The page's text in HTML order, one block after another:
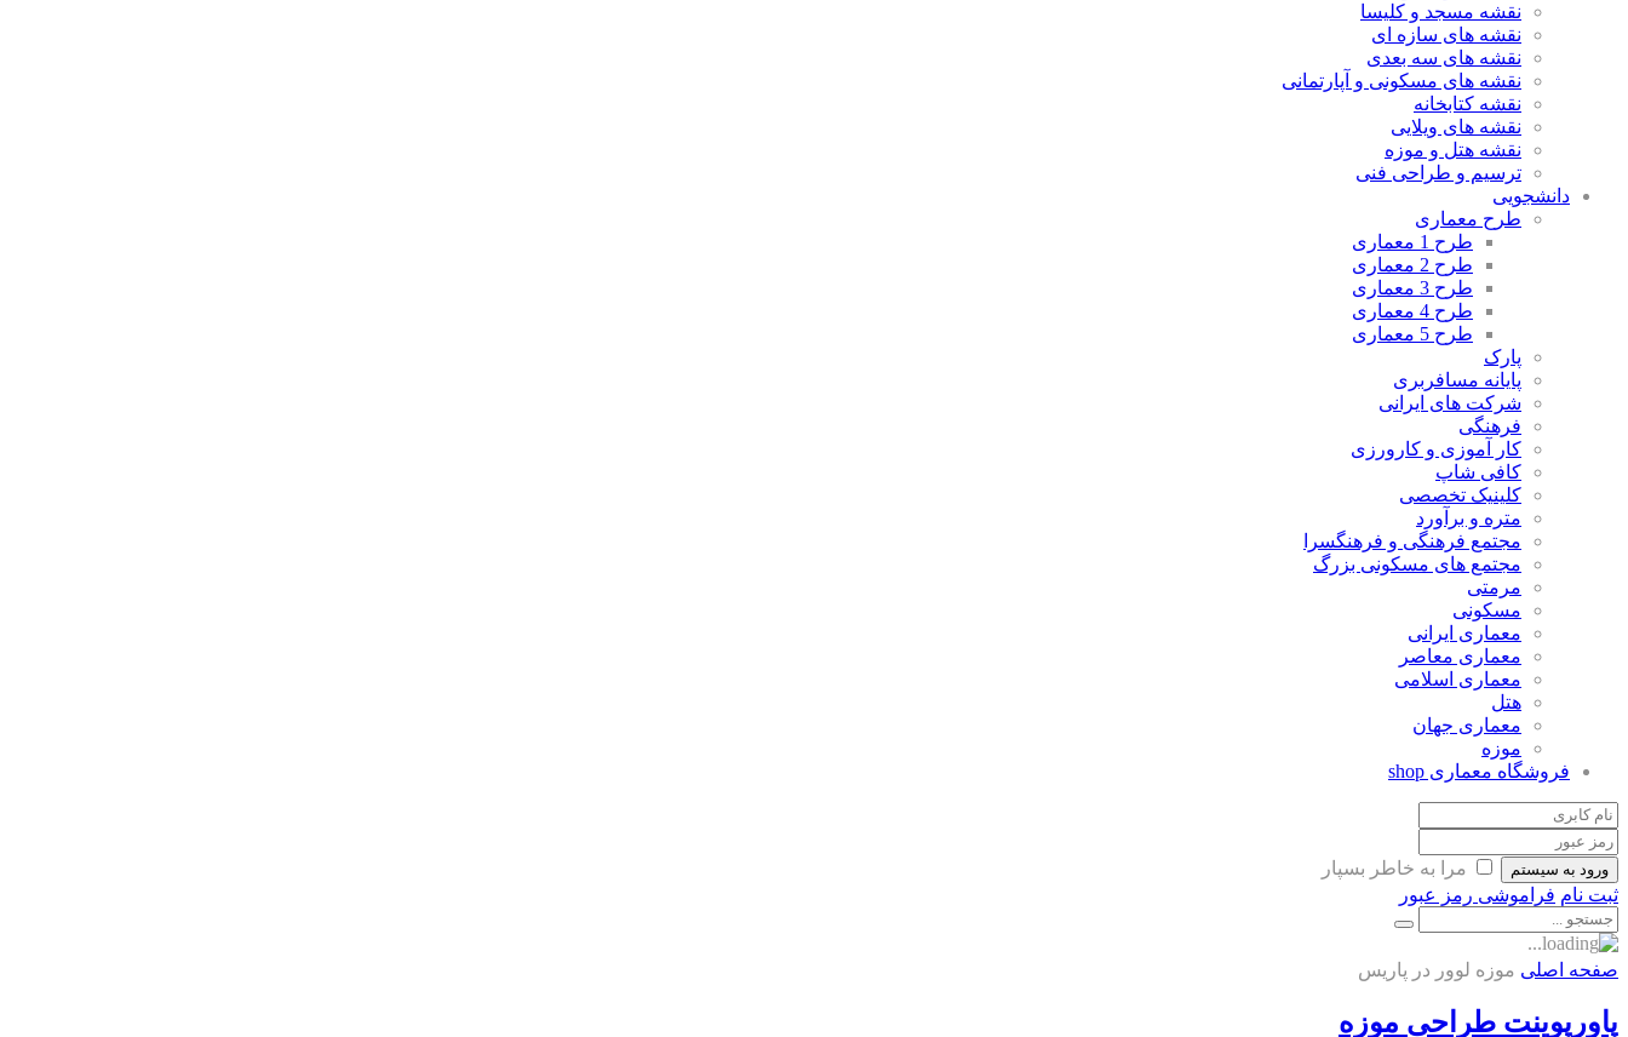
نقشه مسجد و کلیسا
نقشه های سازه ای
نقشه های سه بعدی
نقشه های مسکونی و آپارتمانی
نقشه کتابخانه
نقشه های ویلایی
نقشه هتل و موزه
ترسیم و طراحی فنی
دانشجویی
طرح معماری
طرح 1 معماری
طرح 2 معماری
طرح 3 معماری
طرح 4 معماری
طرح 5 معماری
پارک
پایانه مسافربری
شرکت های ایرانی
فرهنگی
کار آموزی و کارورزی
کافی شاپ
کلینیک تخصصی
متره و برآورد
مجتمع فرهنگی و فرهنگسرا
مجتمع های مسکونی بزرگ
مرمتی
مسکونی
معماری ایرانی
معماری معاصر
معماری اسلامی
هتل
معماری جهان
موزه
فروشگاه معماری shop
ورود به سیستم
مرا به خاطر بسپار
ثبت نام فراموشی رمز عبور
صفحه اصلی موزه لوور در پاریس
پاورپوینت طراحی موزه